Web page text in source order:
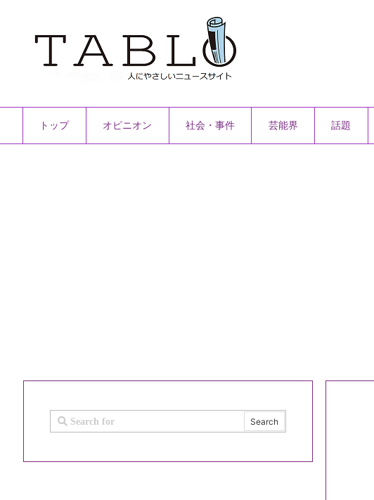
トップ オピニオン 社会・事件 芸能界 話題